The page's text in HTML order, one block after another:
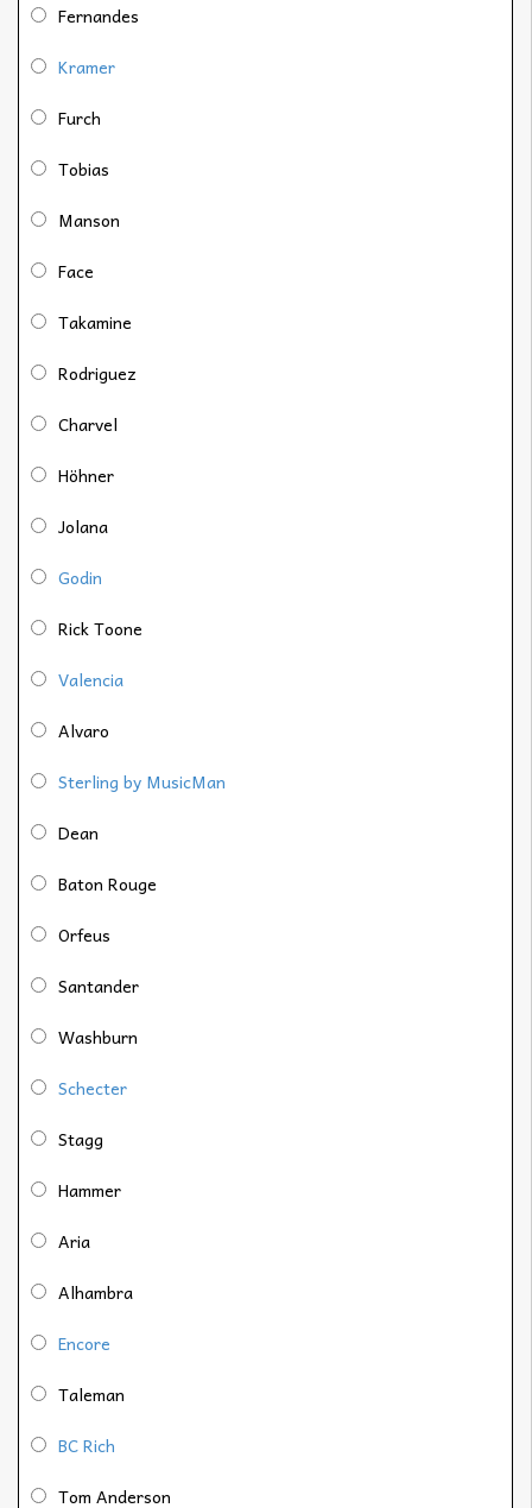
Fernandes
Kramer
Furch
Tobias
Manson
Face
Takamine
Rodriguez
Charvel
Höhner
Jolana
Godin
Rick Toone
Valencia
Alvaro
Sterling by MusicMan
Dean
Baton Rouge
Orfeus
Santander
Washburn
Schecter
Stagg
Hammer
Aria
Alhambra
Encore
Taleman
BC Rich
Tom Anderson